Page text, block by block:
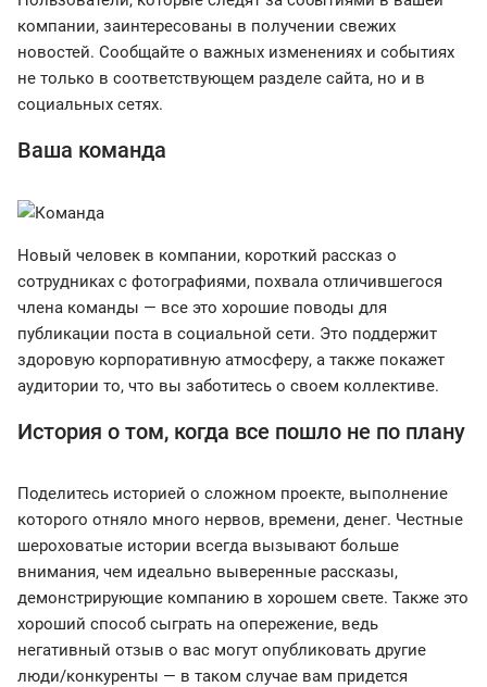
компании, заинтересованы в получении свежих
новостей. Сообщайте о важных изменениях и событиях
не только в соответствующем разделе сайта, но и в
социальных сетях.
Ваша команда
Новый человек в компании, короткий рассказ о
сотрудниках с фотографиями, похвала отличившегося
члена команды — все это хорошие поводы для
публикации поста в социальной сети. Это поддержит
здоровую корпоративную атмосферу, а также покажет
аудитории то, что вы заботитесь о своем коллективе.
История о том, когда все пошло не по плану
Поделитесь историей о сложном проекте, выполнение
которого отняло много нервов, времени, денег. Честные
шероховатые истории всегда вызывают больше
внимания, чем идеально выверенные рассказы,
демонстрирующие компанию в хорошем свете. Также это
хороший способ сыграть на опережение, ведь
негативный отзыв о вас могут опубликовать другие
люди/конкуренты — в таком случае вам придется